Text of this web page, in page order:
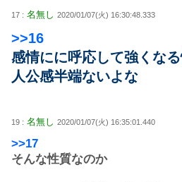
17 : 名無し 2020/01/07(火) 16:30:48.333
>>16
感情にに呼応して強くな
人公感半端ないよな
19 : 名無し 2020/01/07(火) 16:35:01.440
>>17
そんな性質なのか